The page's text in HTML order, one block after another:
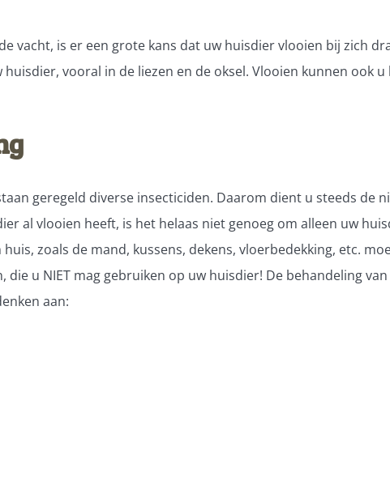
vacht, is er een grote kans dat uw huisdier vlooien bij zich
vooral in de liezen en de oksel. Vlooien kunnen ook
geregeld diverse insecticiden. Daarom dient u steeds de
al vlooien heeft, is het helaas niet genoeg om alleen uw
zoals de mand, kussens, dekens, vloerbedekking, etc.
die u NIET mag gebruiken op uw huisdier! De behandeling
aan: